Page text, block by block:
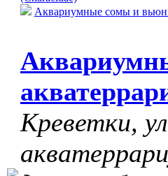
Аквариумные сомы и
Креветки,